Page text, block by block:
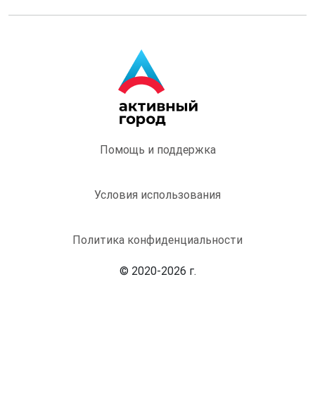
Помощь и поддержка
Условия использования
Политика конфиденциальности
© 2020-2026 г.